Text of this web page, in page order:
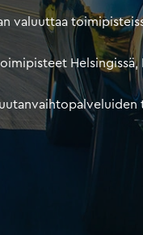
valuuttaa
Helsingissä,